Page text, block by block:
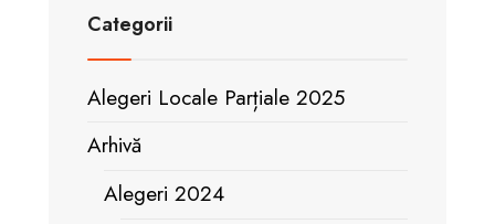
Categorii
Alegeri Locale Parțiale 2025
Arhivă
Alegeri 2024